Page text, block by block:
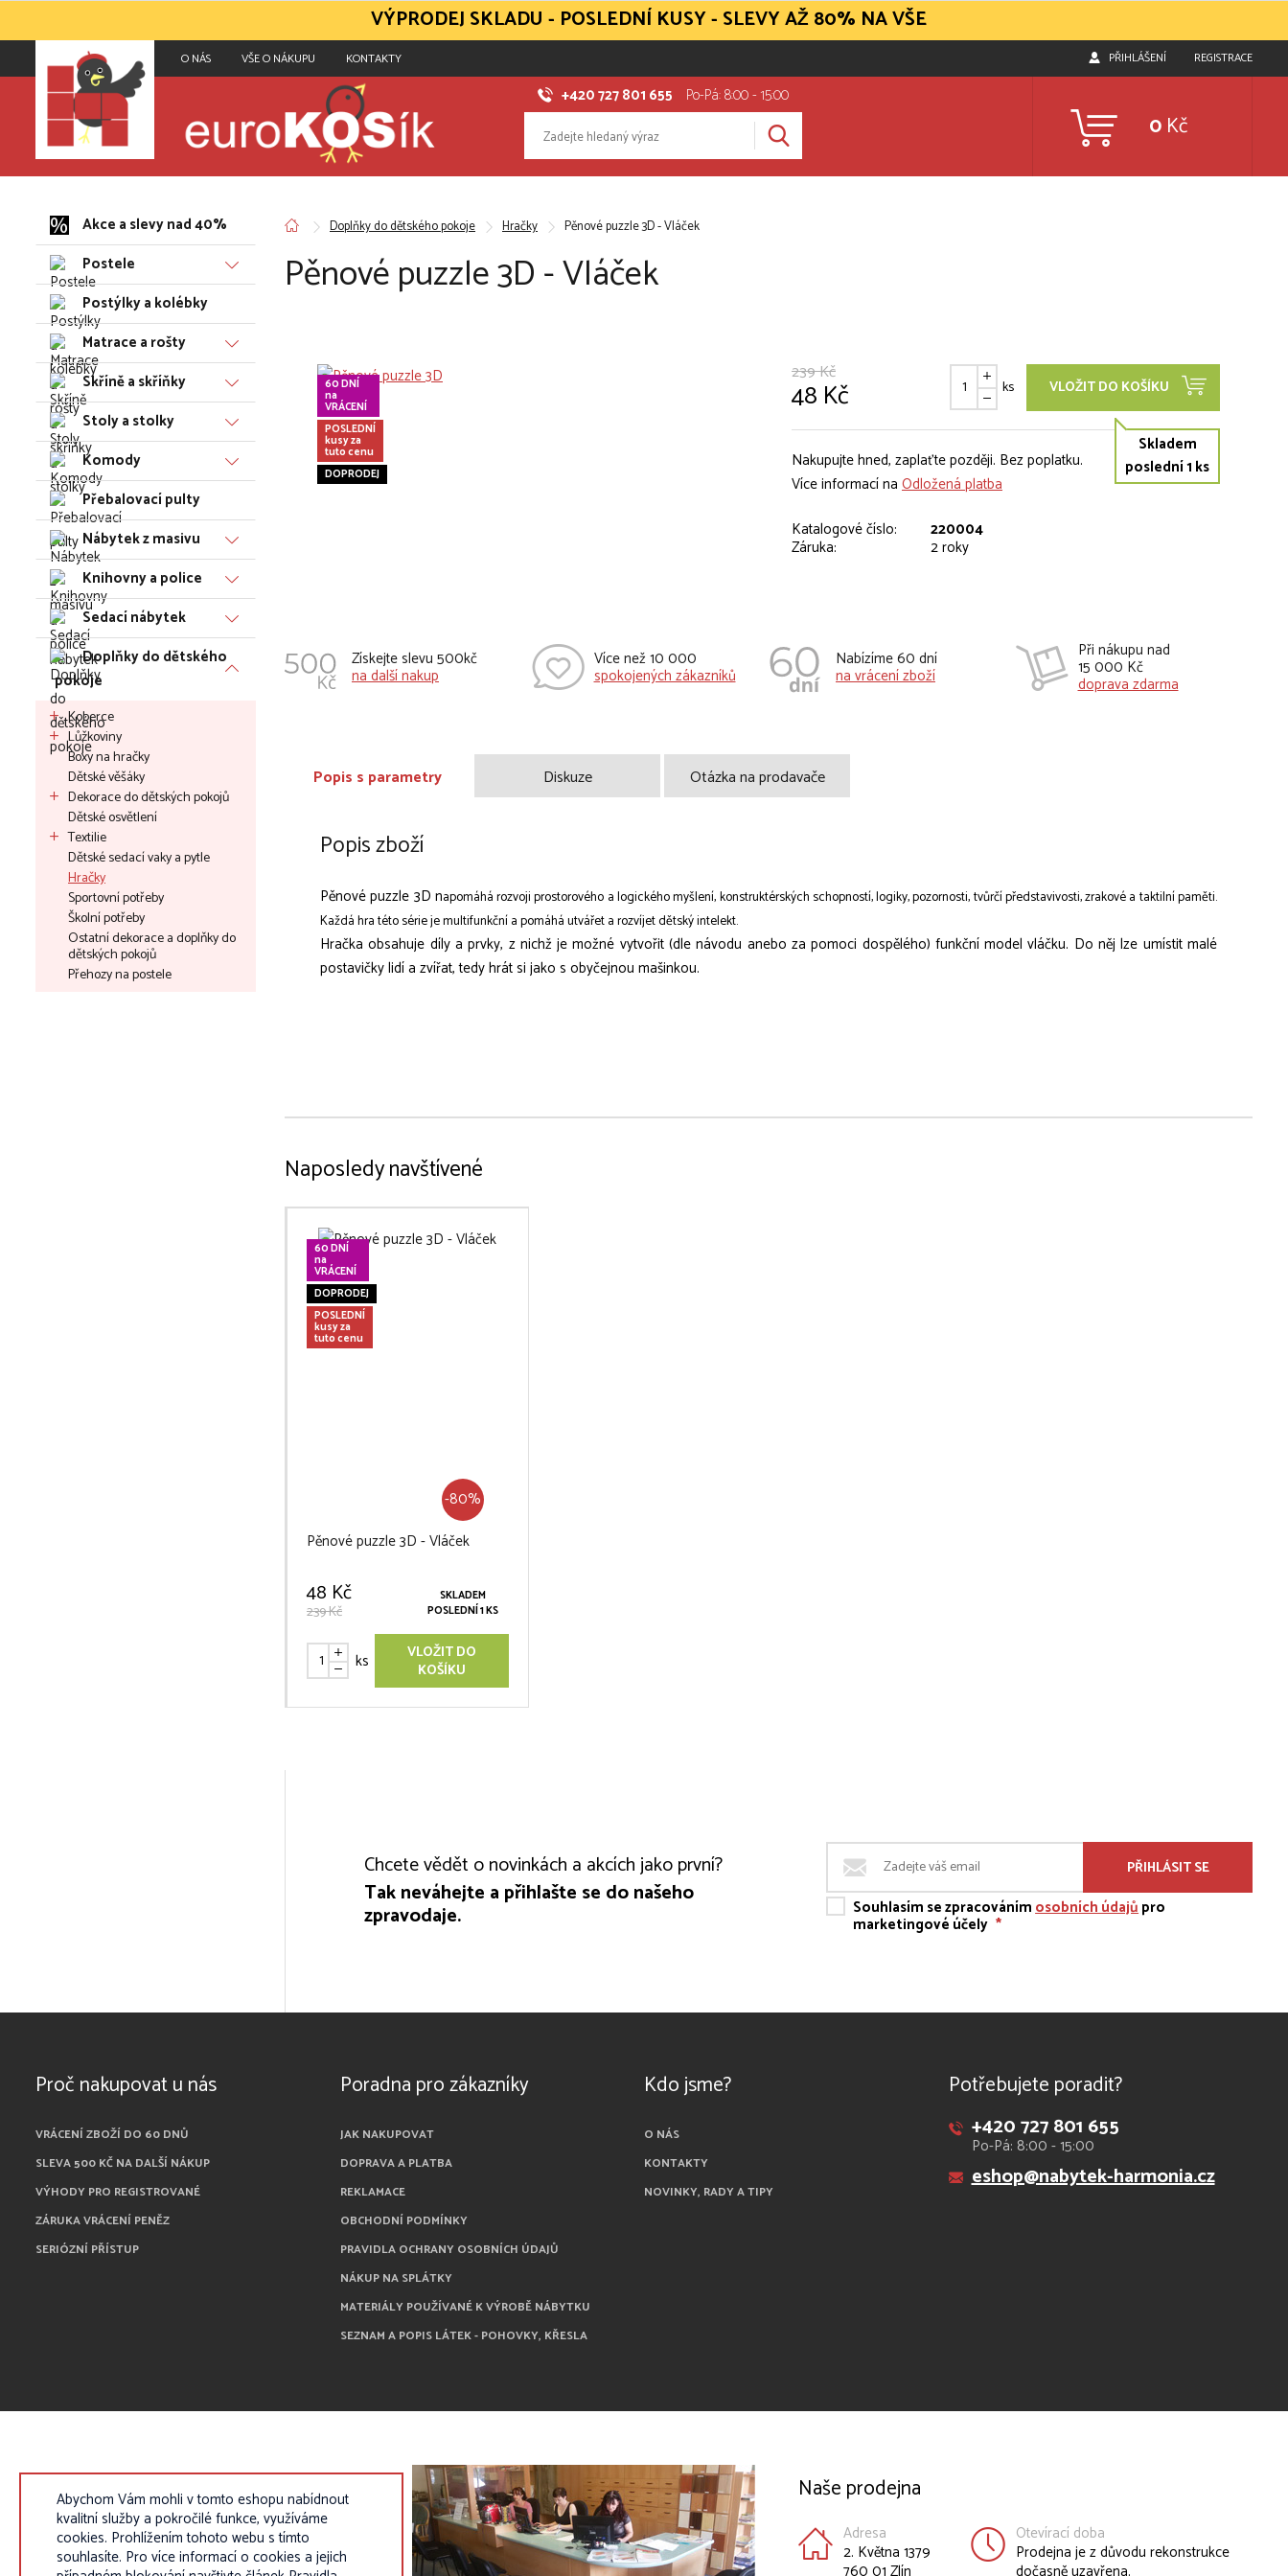
O NÁS VŠE O NÁKUPU KONTAKTY PŘIHLÁŠENÍ REGISTRACE
+420 727 801 655 Po-Pá: 8:00 - 15:00
0 Kč
Akce a slevy nad 40%
Postele
Postýlky a kolébky
Matrace a rošty
Skříně a skříňky
Stoly a stolky
Komody
Přebalovací pulty
Nábytek z masivu
Knihovny a police
Sedací nábytek
Doplňky do dětského
pokoje
Koberce
Lůžkoviny
Boxy na hračky
Dětské věšáky
Dekorace do dětských pokojů
Dětské osvětlení
Textilie
Dětské sedací vaky a pytle
Hračky
Sportovní potřeby
Školní potřeby
Ostatní dekorace a doplňky do
dětských pokojů
Přehozy na postele
Doplňky do dětského pokoje Hračky Pěnové puzzle 3D - Vláček
Pěnové puzzle 3D - Vláček
60 DNÍ
na
VRÁCENÍ
POSLEDNÍ
kusy za
tuto cenu
DOPRODEJ
239 Kč
48 Kč
Skladem
poslední 1 ks
ks VLOŽIT DO KOŠÍKU
Nakupujte hned, zaplaťte později. Bez poplatku.
Více informací na Odložená platba
Katalogové číslo:
220004
Záruka: 2 roky
Získejte slevu 500kč
na další nakup
Více než 10 000
spokojených zákazníků
Nabízíme 60 dní
na vrácení zboží
Při nákupu nad
15 000 Kč
doprava zdarma
Popis s parametry Diskuze Otázka na prodavače
Popis zboží
Pěnové puzzle 3D napomáhá rozvoji prostorového a logického myšlení, konstruktérských schopností, logiky, pozornosti, tvůrčí představivosti, zrakové a taktilní paměti.
Každá hra této série je multifunkční a pomáhá utvářet a rozvíjet dětský intelekt.
Hračka obsahuje díly a prvky, z nichž je možné vytvořit (dle návodu anebo za pomoci dospělého) funkční model vláčku. Do něj lze umístit malé
postavičky lidí a zvířat, tedy hrát si jako s obyčejnou mašinkou.
Naposledy navštívené
60 DNÍ
na
VRÁCENÍ
DOPRODEJ
POSLEDNÍ
kusy za
tuto cenu
-80%
Pěnové puzzle 3D - Vláček
48 Kč
239 Kč
SKLADEM
POSLEDNÍ 1 KS
ks
VLOŽIT DO
KOŠÍKU
Chcete vědět o novinkách a akcích jako první?
Tak neváhejte a přihlašte se do našeho
zpravodaje.
PŘIHLÁSIT SE
Souhlasím se zpracovánímosobních údajůpro
marketingové účely *
Proč nakupovat u nás
VRÁCENÍ ZBOŽÍ DO 60 DNŮ
SLEVA 500 KČ NA DALŠÍ NÁKUP
VÝHODY PRO REGISTROVANÉ
ZÁRUKA VRÁCENÍ PENĚZ
SERIÓZNÍ PŘÍSTUP
Poradna pro zákazníky
JAK NAKUPOVAT
DOPRAVA A PLATBA
REKLAMACE
OBCHODNÍ PODMÍNKY
PRAVIDLA OCHRANY OSOBNÍCH ÚDAJŮ
NÁKUP NA SPLÁTKY
MATERIÁLY POUŽÍVANÉ K VÝROBĚ NÁBYTKU
SEZNAM A POPIS LÁTEK - POHOVKY, KŘESLA
Kdo jsme?
O NÁS
KONTAKTY
NOVINKY, RADY A TIPY
Potřebujete poradit?
+420 727 801 655
Po-Pá: 8:00 - 15:00
eshop@nabytek-harmonia.cz
Naše prodejna
Adresa
2. Května 1379
760 01 Zlín
Otevírací doba
Prodejna je z důvodu rekonstrukce
dočasně uzavřena.
VÝPRODEJ SKLADU - POSLEDNÍ KUSY - SLEVY AŽ 80% NA VŠE
Abychom Vám mohli v tomto eshopu nabídnout
kvalitní služby a pokročilé funkce, využíváme
cookies. Prohlížením tohoto webu s tímto
souhlasíte. Pro více informací o cookies a jejich